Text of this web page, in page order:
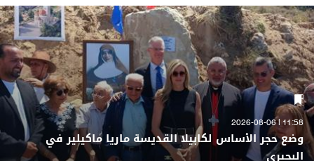
11:58 | 2026-08-06
وضع حجر الأساس لكابيلا القديسة ماريا ماكيلير في
البحيري